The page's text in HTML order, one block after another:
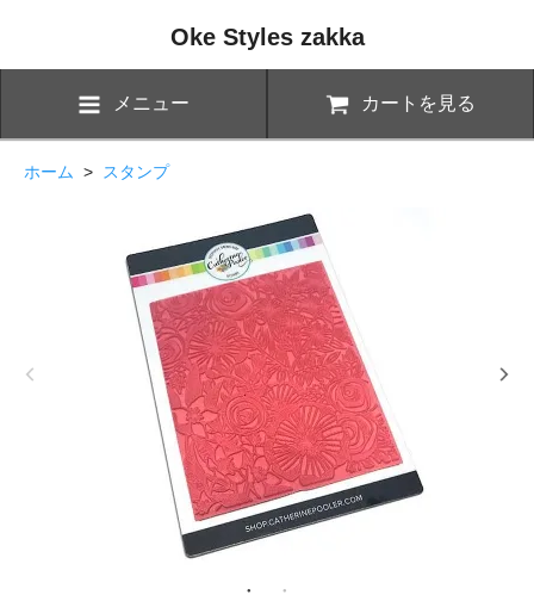
Oke Styles zakka
メニュー カートを見る
ホーム > スタンプ